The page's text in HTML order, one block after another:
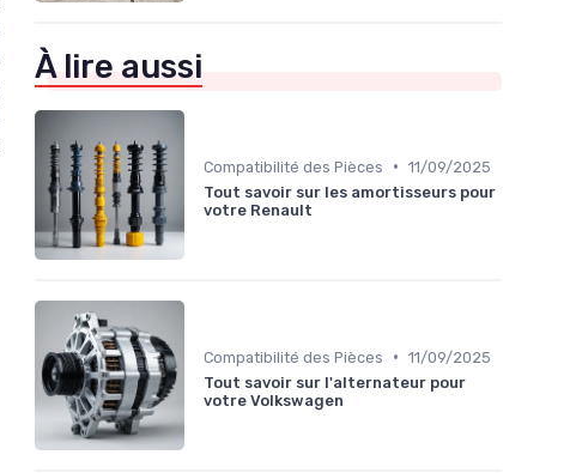
À lire aussi
Compatibilité des Pièces • 11/09/2025
Tout savoir sur les amortisseurs pour
votre Renault
Compatibilité des Pièces • 11/09/2025
Tout savoir sur l'alternateur pour
votre Volkswagen